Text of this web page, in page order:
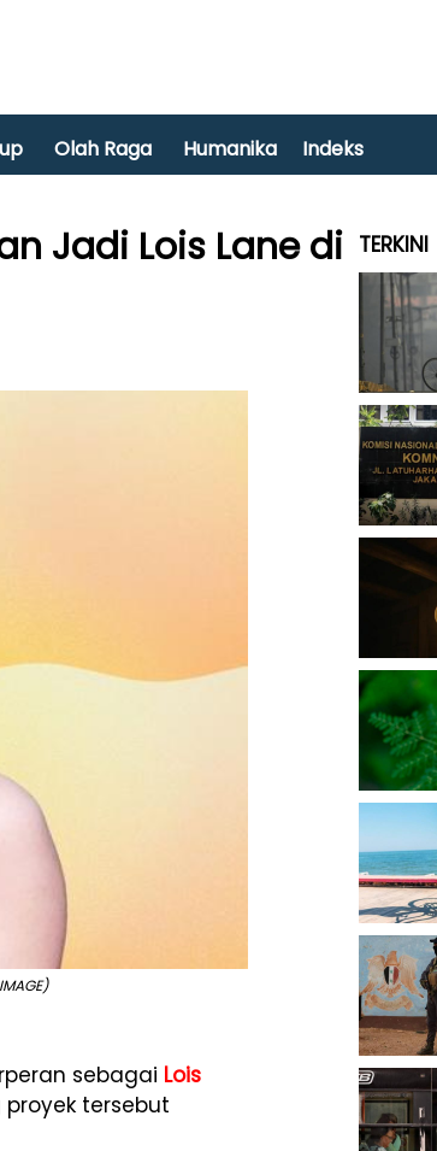
Olah Raga Humanika Indeks
Jadi Lois Lane di
sebagai Lois
proyek tersebut
TERKINI